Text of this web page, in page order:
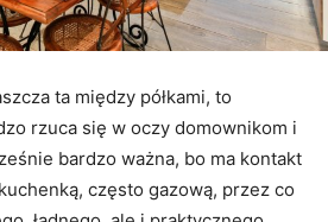
ta między półkami, to
rzuca się w oczy domownikom i
bardzo ważna, bo ma kontakt
często gazową, przez co